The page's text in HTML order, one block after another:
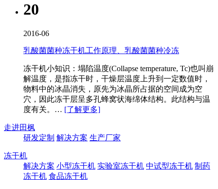
20
2016-06
乳酸菌菌种冻干机工作原理、乳酸菌菌种冷冻
冻干机​小知识：塌陷温度(Collapse temperature, Tc)也叫崩
解温度，是指冻干时，干燥层温度上升到一定数值时，
物料中的冰晶消失，原先为冰晶所占据的空间成为空
穴，因此冻干层呈多孔蜂窝状海绵体结构。此结构与温
度有关。… [了解更多]
走进田枫
研发定制 解决方案 生产厂家
冻干机
解决方案 小型冻干机 实验室冻干机 中试型冻干机 制药
冻干机 食品冻干机